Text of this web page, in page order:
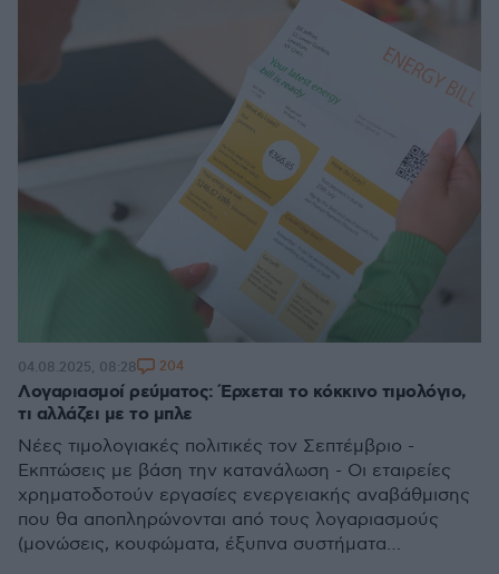
Λογαριασμοί ρεύματος: Έρχεται το κόκκινο τιμολόγιο,
τι αλλάζει με το μπλε
Νέες τιμολογιακές πολιτικές τον Σεπτέμβριο -
Εκπτώσεις με βάση την κατανάλωση - Οι εταιρείες
χρηματοδοτούν εργασίες ενεργειακής αναβάθμισης
που θα αποπληρώνονται από τους λογαριασμούς
(μονώσεις, κουφώματα, έξυπνα συστήματα
04.08.2025, 08:28 204